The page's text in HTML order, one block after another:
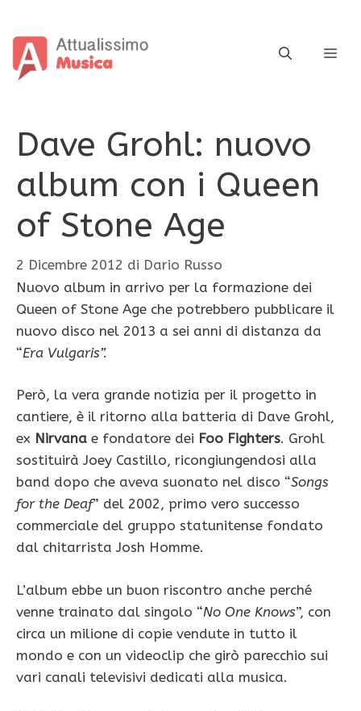
contenuto
Dave Grohl: nuovo
album con i Queen
of Stone Age
2 Dicembre 2012 di Dario Russo
Nuovo album in arrivo per la formazione dei
Queen of Stone Age che potrebbero pubblicare il
nuovo disco nel 2013 a sei anni di distanza da
“Era Vulgaris”.
Però, la vera grande notizia per il progetto in
cantiere, è il ritorno alla batteria di Dave Grohl,
ex Nirvana e fondatore dei Foo Fighters. Grohl
sostituirà Joey Castillo, ricongiungendosi alla
band dopo che aveva suonato nel disco “Songs
for the Deaf” del 2002, primo vero successo
commerciale del gruppo statunitense fondato
dal chitarrista Josh Homme.
L’album ebbe un buon riscontro anche perché
venne trainato dal singolo “No One Knows”, con
circa un milione di copie vendute in tutto il
mondo e con un videoclip che girò parecchio sui
vari canali televisivi dedicati alla musica.